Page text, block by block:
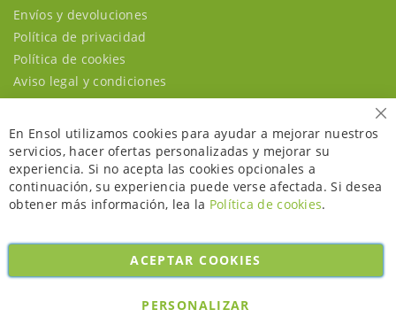
Envíos y devoluciones
Política de privacidad
Política de cookies
Aviso legal y condiciones
Copyright © 2026. All rights reserved. Powered byBobaly Partners.
En Ensol utilizamos cookies para ayudar a mejorar nuestros
servicios, hacer ofertas personalizadas y mejorar su
experiencia. Si no acepta las cookies opcionales a
continuación, su experiencia puede verse afectada. Si desea
obtener más información, lea la Política de cookies.
ACEPTAR COOKIES
PERSONALIZAR